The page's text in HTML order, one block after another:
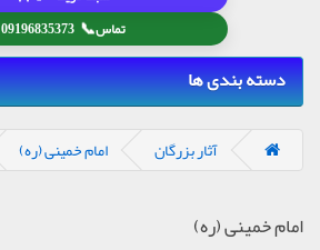
تماس📞
09196835373
دسته بندی ها
آثار بزرگان امام خمینی (ره)
امام خمینی (ره)